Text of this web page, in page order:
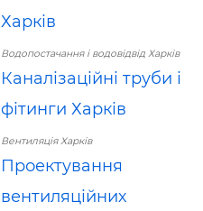
Харків
Водопостачання і водовідвід Харків
Каналізаційні труби і
фітинги Харків
Вентиляція Харків
Проектування
вентиляційних